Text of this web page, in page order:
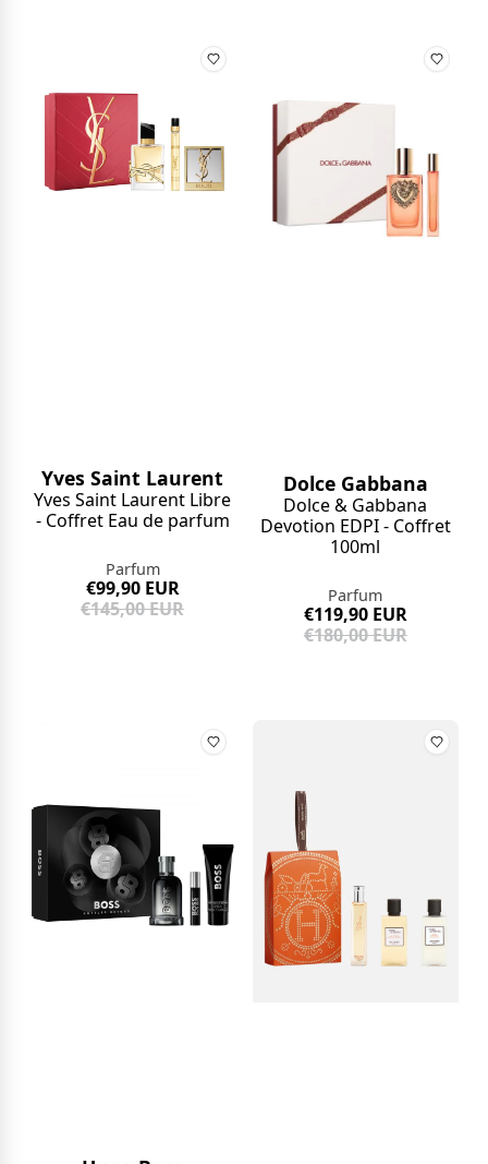
Yves Saint Laurent
Yves Saint Laurent Libre
- Coffret Eau de parfum
Parfum
€99,90 EUR
€145,00 EUR
Dolce Gabbana
Dolce & Gabbana
Devotion EDPI - Coffret
100ml
Parfum
€119,90 EUR
€180,00 EUR